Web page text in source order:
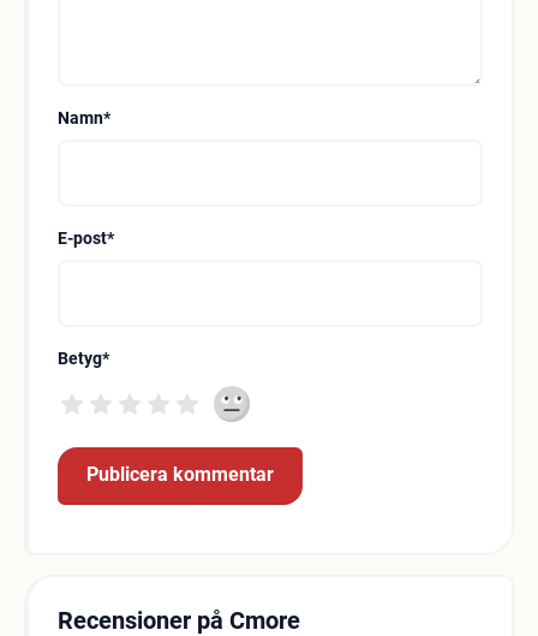
Namn*
E-post*
Betyg*
Recensioner på Cmore